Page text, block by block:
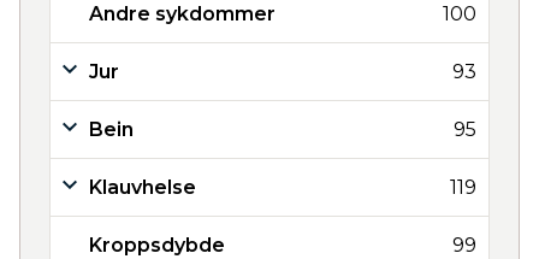
Andre sykdommer 100
Jur 93
Bein 95
Klauvhelse 119
Kroppsdybde 99